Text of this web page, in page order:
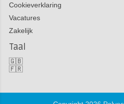
Cookieverklaring
Vacatures
Zakelijk
Taal
🇬🇧
🇫🇷